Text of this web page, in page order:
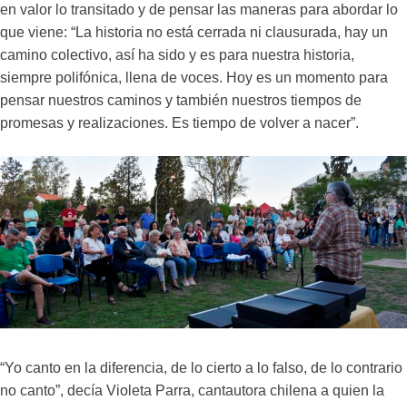
en valor lo transitado y de pensar las maneras para abordar lo
que viene: “La historia no está cerrada ni clausurada, hay un
camino colectivo, así ha sido y es para nuestra historia,
siempre polifónica, llena de voces. Hoy es un momento para
pensar nuestros caminos y también nuestros tiempos de
promesas y realizaciones. Es tiempo de volver a nacer”.
“Yo canto en la diferencia, de lo cierto a lo falso, de lo contrario
no canto”, decía Violeta Parra, cantautora chilena a quien la